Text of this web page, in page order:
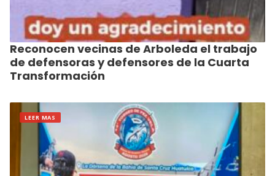
Reconocen vecinas de Arboleda el trabajo
de defensoras y defensores de la Cuarta
Transformación
LEER MAS